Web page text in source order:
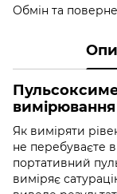
Обмін та
вимірювання
Як виміряти
не перебуваєте
портативний
виміряє